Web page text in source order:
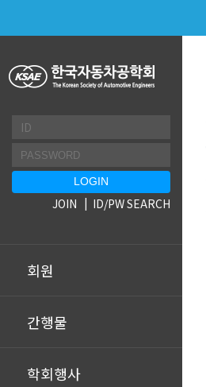
회원
간행물
학회행사
JOIN ID/PW SEARCH